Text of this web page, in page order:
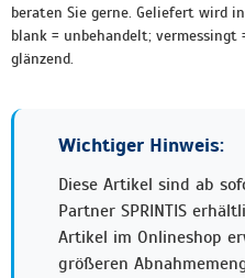
beraten Sie gerne. Geliefert wird
blank = unbehandelt;
glänzend.
Wichtiger Hinweis:
Diese Artikel sind ab
Partner SPRINTIS
Artikel im Onlineshop
größeren